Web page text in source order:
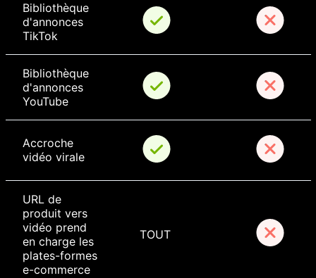
Bibliothèque
d'annonces
TikTok
Bibliothèque
d'annonces
YouTube
Accroche
vidéo virale
URL de
produit vers
vidéo prend
en charge les
plates-formes
e-commerce
TOUT